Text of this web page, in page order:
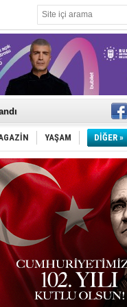
YAŞAM DİĞER »